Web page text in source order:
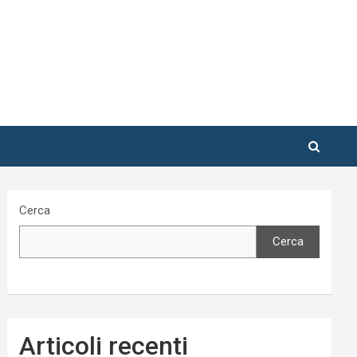
Cerca
Cerca
Articoli recenti